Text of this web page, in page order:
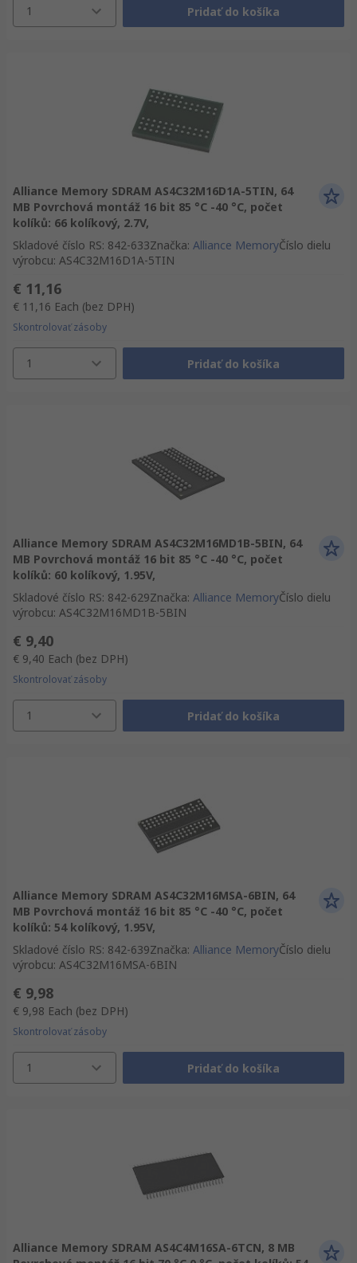
1 Pridať do košíka
Alliance Memory SDRAM AS4C32M16D1A-5TIN, 64
MB Povrchová montáž 16 bit 85 °C -40 °C, počet
kolíků: 66 kolíkový, 2.7V,
Skladové číslo RS: 842-633Značka: Alliance MemoryČíslo dielu
výrobcu: AS4C32M16D1A-5TIN
€ 11,16
€ 11,16 Each (bez DPH)
Skontrolovať zásoby
1 Pridať do košíka
Alliance Memory SDRAM AS4C32M16MD1B-5BIN, 64
MB Povrchová montáž 16 bit 85 °C -40 °C, počet
kolíků: 60 kolíkový, 1.95V,
Skladové číslo RS: 842-629Značka: Alliance MemoryČíslo dielu
výrobcu: AS4C32M16MD1B-5BIN
€ 9,40
€ 9,40 Each (bez DPH)
Skontrolovať zásoby
1 Pridať do košíka
Alliance Memory SDRAM AS4C32M16MSA-6BIN, 64
MB Povrchová montáž 16 bit 85 °C -40 °C, počet
kolíků: 54 kolíkový, 1.95V,
Skladové číslo RS: 842-639Značka: Alliance MemoryČíslo dielu
výrobcu: AS4C32M16MSA-6BIN
€ 9,98
€ 9,98 Each (bez DPH)
Skontrolovať zásoby
1 Pridať do košíka
Alliance Memory SDRAM AS4C4M16SA-6TCN, 8 MB